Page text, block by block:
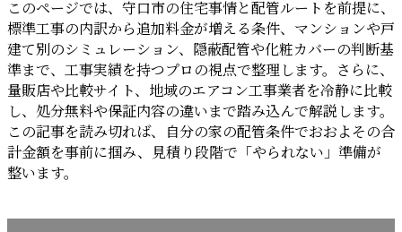
このページでは、守口市の住宅事情と配管ルートを前提に、
標準工事の内訳から追加料金が増える条件、マンションや戸
建て別のシミュレーション、隠蔽配管や化粧カバーの判断基
準まで、工事実績を持つプロの視点で整理します。さらに、
量販店や比較サイト、地域のエアコン工事業者を冷静に比較
し、処分無料や保証内容の違いまで踏み込んで解説します。
この記事を読み切れば、自分の家の配管条件でおおよその合
計金額を事前に掴み、見積り段階で「やられない」準備が
整います。